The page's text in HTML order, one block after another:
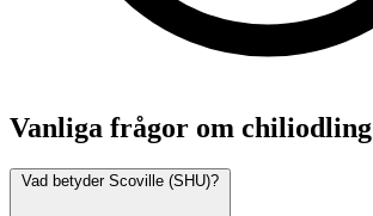
Vanliga frågor om chiliodling
Vad betyder Scoville (SHU)?